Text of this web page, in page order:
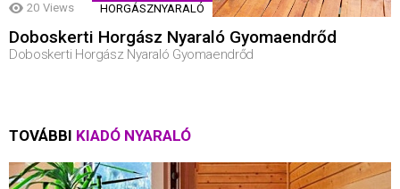
20 Views HORGÁSZNYARALÓ
Doboskerti Horgász Nyaraló Gyomaendrőd
Doboskerti Horgász Nyaraló Gyomaendrőd
TOVÁBBI KIADÓ NYARALÓ